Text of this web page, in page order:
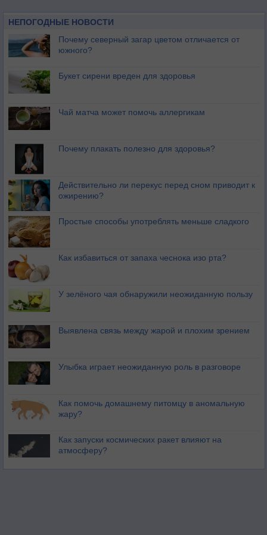
НЕПОГОДНЫЕ НОВОСТИ
Почему северный загар цветом отличается от
южного?
Букет сирени вреден для здоровья
Чай матча может помочь аллергикам
Почему плакать полезно для здоровья?
Действительно ли перекус перед сном приводит к
ожирению?
Простые способы употреблять меньше сладкого
Как избавиться от запаха чеснока изо рта?
У зелёного чая обнаружили неожиданную пользу
Выявлена связь между жарой и плохим зрением
Улыбка играет неожиданную роль в разговоре
Как помочь домашнему питомцу в аномальную
жару?
Как запуски космических ракет влияют на
атмосферу?